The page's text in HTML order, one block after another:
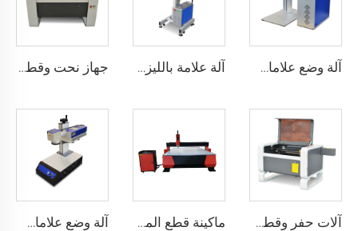
آلة وضع علامات بالليزر من النوع المنقسم آلة علامة بالليزر الطائرة جهاز نحت وقطع بالليزر 9060
آلات حفر وقطع بالليزر 7050 ماكينة قطع المعادن CNC Router 1325 خشبية ماكينة توجيه CNC ذات 3 محاور ماكينة تشغيل CNC آلة وضع علامات على سطح المكتب بالليزر فوق البنفسجي